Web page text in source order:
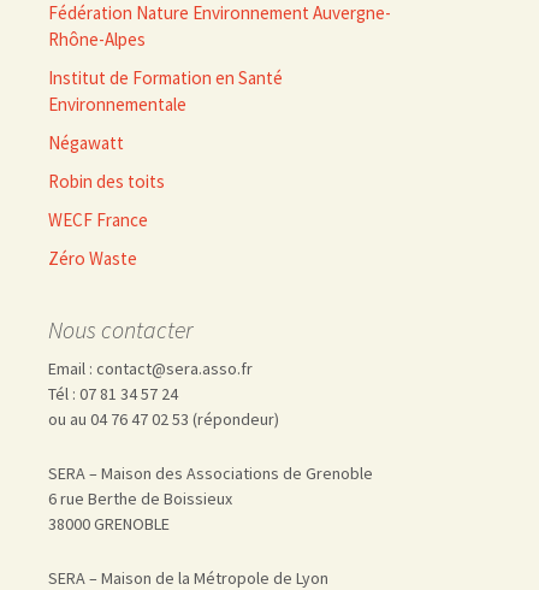
Fédération Nature Environnement Auvergne-
Rhône-Alpes
Institut de Formation en Santé
Environnementale
Négawatt
Robin des toits
WECF France
Zéro Waste
Nous contacter
Email : contact@sera.asso.fr
Tél : 07 81 34 57 24
ou au 04 76 47 02 53 (répondeur)
SERA – Maison des Associations de Grenoble
6 rue Berthe de Boissieux
38000 GRENOBLE
SERA – Maison de la Métropole de Lyon